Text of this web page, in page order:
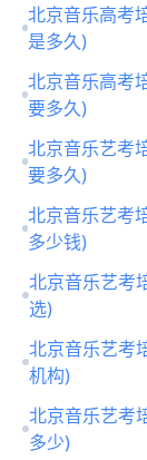
北京音乐高考
是多久)
北京音乐高考
要多久)
北京音乐艺考
要多久)
北京音乐艺考
多少钱)
北京音乐艺考
选)
北京音乐艺考
机构)
北京音乐艺考
多少)